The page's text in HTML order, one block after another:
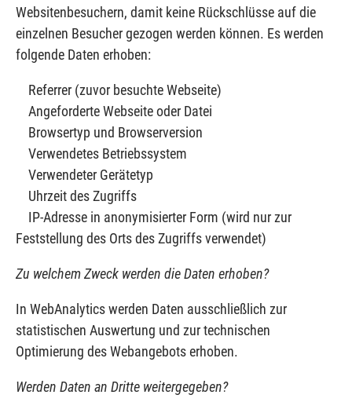
Websitenbesuchern, damit keine Rückschlüsse auf die
einzelnen Besucher gezogen werden können. Es werden
folgende Daten erhoben:
Referrer (zuvor besuchte Webseite)
Angeforderte Webseite oder Datei
Browsertyp und Browserversion
Verwendetes Betriebssystem
Verwendeter Gerätetyp
Uhrzeit des Zugriffs
IP-Adresse in anonymisierter Form (wird nur zur
Feststellung des Orts des Zugriffs verwendet)
Zu welchem Zweck werden die Daten erhoben?
In WebAnalytics werden Daten ausschließlich zur
statistischen Auswertung und zur technischen
Optimierung des Webangebots erhoben.
Werden Daten an Dritte weitergegeben?